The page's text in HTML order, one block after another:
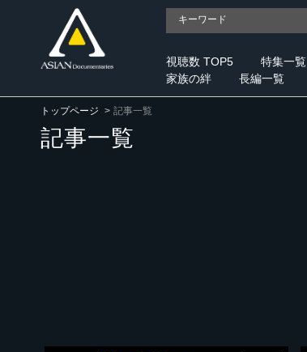
視聴数 TOP5 特集一覧
家族の絆
長編一覧
トップページ 記事一覧
記事一覧